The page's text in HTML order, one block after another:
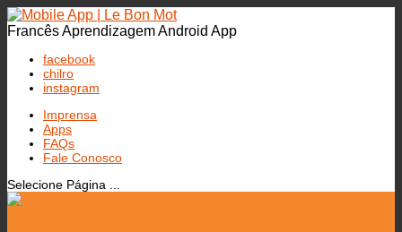
Francês Aprendizagem Android App
facebook
chilro
instagram
Imprensa
Apps
FAQs
Fale Conosco
Selecione Página ...